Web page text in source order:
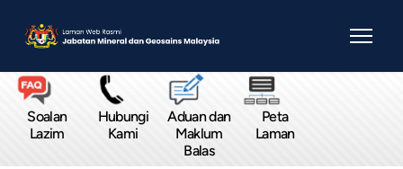
Soalan
Lazim
Hubungi
Kami
Aduan dan
Maklum
Balas
Peta
Laman